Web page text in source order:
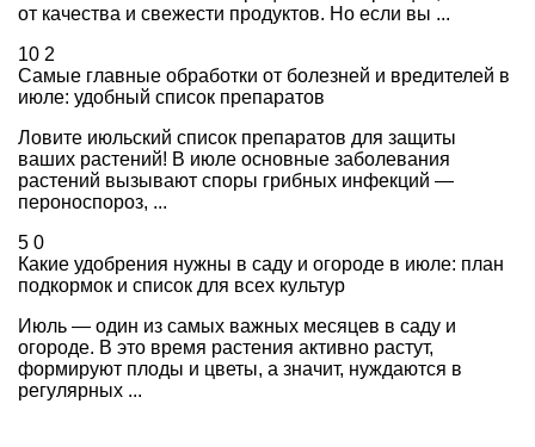
от качества и свежести продуктов. Но если вы ...
10 2
Самые главные обработки от болезней и вредителей в
июле: удобный список препаратов
Ловите июльский список препаратов для защиты
ваших растений! В июле основные заболевания
растений вызывают споры грибных инфекций —
пероноспороз, ...
5 0
Какие удобрения нужны в саду и огороде в июле: план
подкормок и список для всех культур
Июль — один из самых важных месяцев в саду и
огороде. В это время растения активно растут,
формируют плоды и цветы, а значит, нуждаются в
регулярных ...